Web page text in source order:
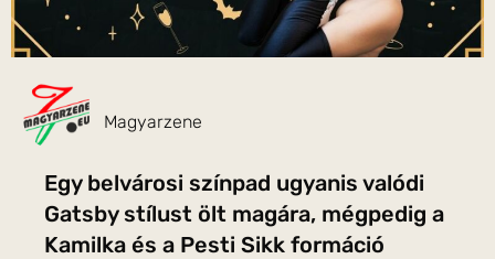
Magyarzene
Egy belvárosi színpad ugyanis valódi
Gatsby stílust ölt magára, mégpedig a
Kamilka és a Pesti Sikk formáció